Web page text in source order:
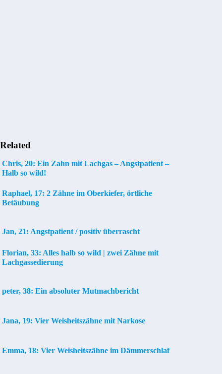
Related
Chris, 20: Ein Zahn mit Lachgas – Angstpatient –
Halb so wild!
Raphael, 17: 2 Zähne im Oberkiefer, örtliche
Betäubung
Jan, 21: Angstpatient / positiv überrascht
Florian, 33: Alles halb so wild | zwei Zähne mit
Lachgassedierung
peter, 38: Ein absoluter Mutmachbericht
Jana, 19: Vier Weisheitszähne mit Narkose
Emma, 18: Vier Weisheitszähne im Dämmerschlaf